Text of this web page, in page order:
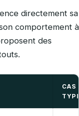
directement sa
comportement à
des
CAS